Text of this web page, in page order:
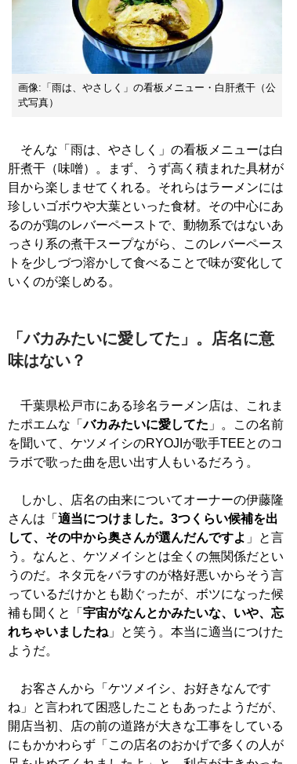
画像:「雨は、やさしく」の看板メニュー・白肝煮干（公
式写真）
そんな「雨は、やさしく」の看板メニューは白
肝煮干（味噌）。まず、うず高く積まれた具材が
目から楽しませてくれる。それらはラーメンには
珍しいゴボウや大葉といった食材。その中心にあ
るのが鶏のレバーペーストで、動物系ではないあ
っさり系の煮干スープながら、このレバーペース
トを少しづつ溶かして食べることで味が変化して
いくのが楽しめる。
「バカみたいに愛してた」。店名に意
味はない？
千葉県松戸市にある珍名ラーメン店は、これま
たポエムな「バカみたいに愛してた 」。この名前
を聞いて、ケツメイシのRYOJIが歌手TEEとのコ
ラボで歌った曲を思い出す人もいるだろう。
しかし、店名の由来についてオーナーの伊藤隆
さんは「 適当につけました。3つくらい候補を出
して、その中から奥さんが選んだんですよ 」と言
う。なんと、ケツメイシとは全くの無関係だとい
うのだ。ネタ元をバラすのが格好悪いからそう言
っているだけかとも勘ぐったが、ボツになった候
補も聞くと「 宇宙がなんとかみたいな、いや、忘
れちゃいましたね 」と笑う。本当に適当につけた
ようだ。
お客さんから「ケツメイシ、お好きなんです
ね」と言われて困惑したこともあったようだが、
開店当初、店の前の道路が大きな工事をしている
にもかかわらず「この店名のおかげで多くの人が